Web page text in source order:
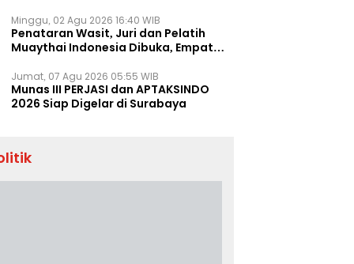
Minggu, 02 Agu 2026 16:40 WIB
Penataran Wasit, Juri dan Pelatih
Muaythai Indonesia Dibuka, Empat
Jumat, 07 Agu 2026 05:55 WIB
Munas III PERJASI dan APTAKSINDO
2026 Siap Digelar di Surabaya